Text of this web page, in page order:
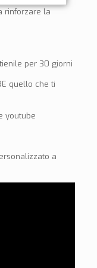
rinforzare la
per 30 giorni
quello che ti
youtube
a